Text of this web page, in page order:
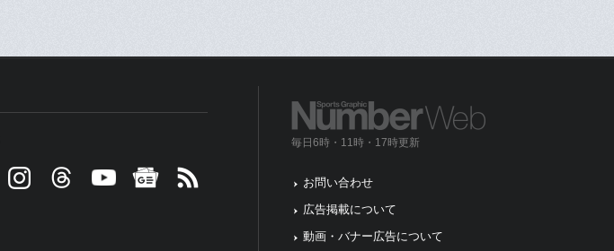
毎日6時・11時・17時更新
お問い合わせ
広告掲載について
動画・バナー広告について